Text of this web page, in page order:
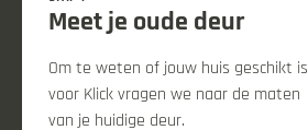
Meet je oude deur
Om te weten of jouw huis geschikt is
voor Klick vragen we naar de maten
van je huidige deur.